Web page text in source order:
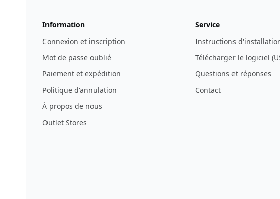
Information
Connexion et inscription
Mot de passe oublié
Paiement et expédition
Politique d'annulation
À propos de nous
Outlet Stores
Service
Instructions
Télécharger le logiciel
Questions et réponses
Contact